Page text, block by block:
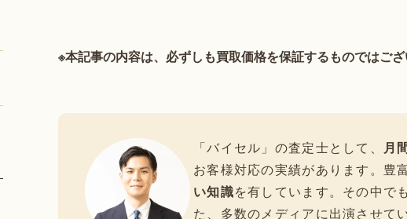
※本記事の内容は、必ずしも買取価格を保証するものではござ
「バイセル」の査定士として、 月
お客様対応の実績があります。豊
い知識を有しています。その中で
た、多数のメディアに出演させて